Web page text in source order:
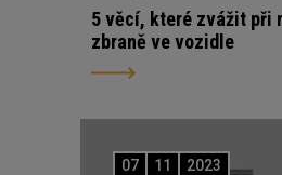
5 věcí, které zvážit při
zbraně ve vozidle
07 11 2023